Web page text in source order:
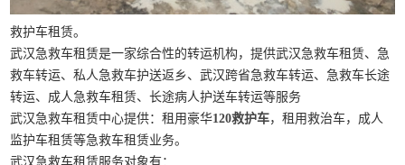
救护车租赁。
武汉急救车租赁是一家综合性的转运机构，提供武汉急救车租赁、急
救车转运、私人急救车护送返乡、武汉跨省急救车转运、急救车长途
转运、成人急救车租赁、长途病人护送车转运等服务
武汉急救车租赁中心提供：租用豪华120救护车，租用救治车，成人
监护车租赁等急救车租赁业务。
武汉急救车租赁服务对象有：